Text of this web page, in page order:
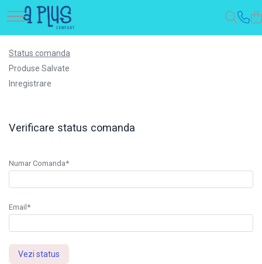
Status comanda
Produse Salvate
Inregistrare
Verificare status comanda
Numar Comanda*
Email*
Vezi status